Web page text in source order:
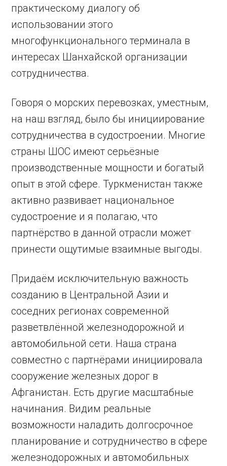
практическому диалогу об
использовании этого
многофункционального терминала в
интересах Шанхайской организации
сотрудничества.
Говоря о морских перевозках, уместным,
на наш взгляд, было бы инициирование
сотрудничества в судостроении. Многие
страны ШОС имеют серьёзные
производственные мощности и богатый
опыт в этой сфере. Туркменистан также
активно развивает национальное
судостроение и я полагаю, что
партнёрство в данной отрасли может
принести ощутимые взаимные выгоды.
Придаём исключительную важность
созданию в Центральной Азии и
соседних регионах современной
разветвлённой железнодорожной и
автомобильной сети. Наша страна
совместно с партнёрами инициировала
сооружение железных дорог в
Афганистан. Есть другие масштабные
начинания. Видим реальные
возможности наладить долгосрочное
планирование и сотрудничество в сфере
железнодорожных и автомобильных